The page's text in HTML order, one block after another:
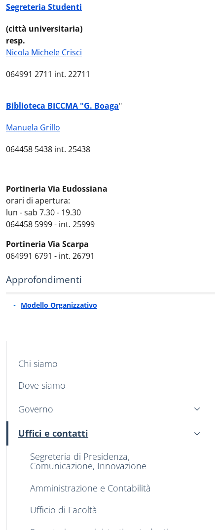
Segreteria Studenti
(città universitaria)
resp.
Nicola Michele Crisci
064991 2711 int. 22711
Biblioteca BICCMA "G. Boaga"
Manuela Grillo
064458 5438 int. 25438
Portineria Via Eudossiana
orari di apertura:
lun - sab 7.30 - 19.30
064458 5999 - int. 25999
Portineria Via Scarpa
064991 6791 - int. 26791
Approfondimenti
Modello Organizzativo
MENU CEV SECOND NAVIGATION
Chi siamo
Dove siamo
Governo
Uffici e contatti
Attivo
Segreteria di Presidenza,
Comunicazione, Innovazione
Amministrazione e Contabilità
Ufficio di Facoltà